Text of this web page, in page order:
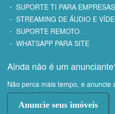
・ SUPORTE TI PARA EMPRESAS
・ STREAMING DE ÁUDIO E
・ SUPORTE REMOTO
・ WHATSAPP PARA SITE
Ainda não é um
Não perca mais tempo, e anuncie
Anuncie seus imóveis